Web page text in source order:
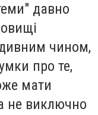
давно
чином,
про те,
мати
не виключно